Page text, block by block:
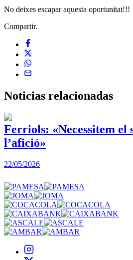
No deixes escapar aquesta oportunitat!!!
Compartir.
Noticias relacionadas
Ferriols: «Necessitem el
l’afició»
22/05/2026